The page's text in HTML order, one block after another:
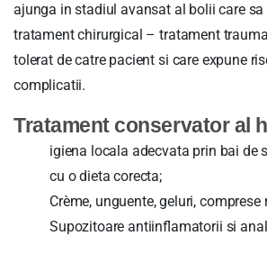
ajunga in stadiul avansat al bolii care
tratament chirurgical – tratament
tolerat de catre pacient si care expune
complicatii.
Tratament conservator al
igiena locala adecvata prin bai de
cu o dieta corecta;
Crème, unguente, geluri, comprese
Supozitoare antiinflamatorii si